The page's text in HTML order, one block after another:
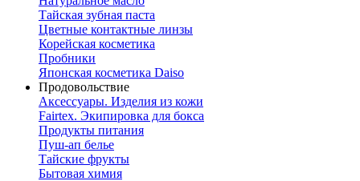
Тайская зубная паста
Цветные контактные линзы
Корейская косметика
Пробники
Японская косметика Daiso
Продовольствие
Аксессуары. Изделия из кожи
Fairtex. Экипировка для бокса
Продукты питания
Пуш-ап белье
Тайские фрукты
Бытовая химия